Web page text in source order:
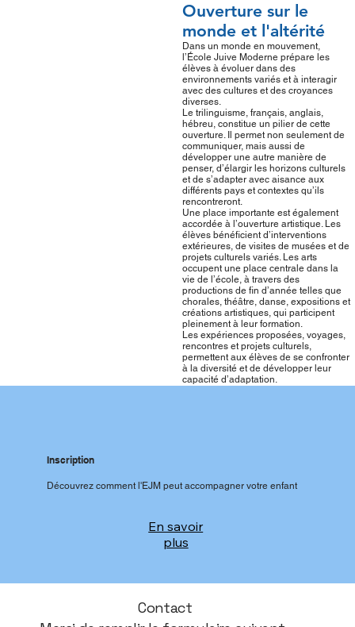
Ouverture sur le
monde et l'altérité
Dans un monde en mouvement,
l’École Juive Moderne prépare les
élèves à évoluer dans des
environnements variés et à interagir
avec des cultures et des croyances
diverses.
Le trilinguisme, français, anglais,
hébreu, constitue un pilier de cette
ouverture. Il permet non seulement de
communiquer, mais aussi de
développer une autre manière de
penser, d’élargir les horizons culturels
et de s’adapter avec aisance aux
différents pays et contextes qu’ils
rencontreront.
Une place importante est également
accordée à l’ouverture artistique. Les
élèves bénéficient d’interventions
extérieures, de visites de musées et de
projets culturels variés. Les arts
occupent une place centrale dans la
vie de l’école, à travers des
productions de fin d’année telles que
chorales, théâtre, danse, expositions et
créations artistiques, qui participent
pleinement à leur formation.
Les expériences proposées, voyages,
rencontres et projets culturels,
permettent aux élèves de se confronter
à la diversité et de développer leur
capacité d’adaptation.
Inscription
Découvrez comment l'EJM peut accompagner votre enfant
En savoir
plus
Contact